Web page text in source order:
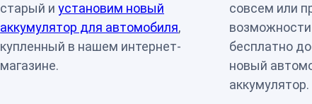
старый и установим новый
аккумулятор для автомобиля,
купленный в нашем интернет-
магазине.
совсем или
бесплатно
новый
аккумулятор.